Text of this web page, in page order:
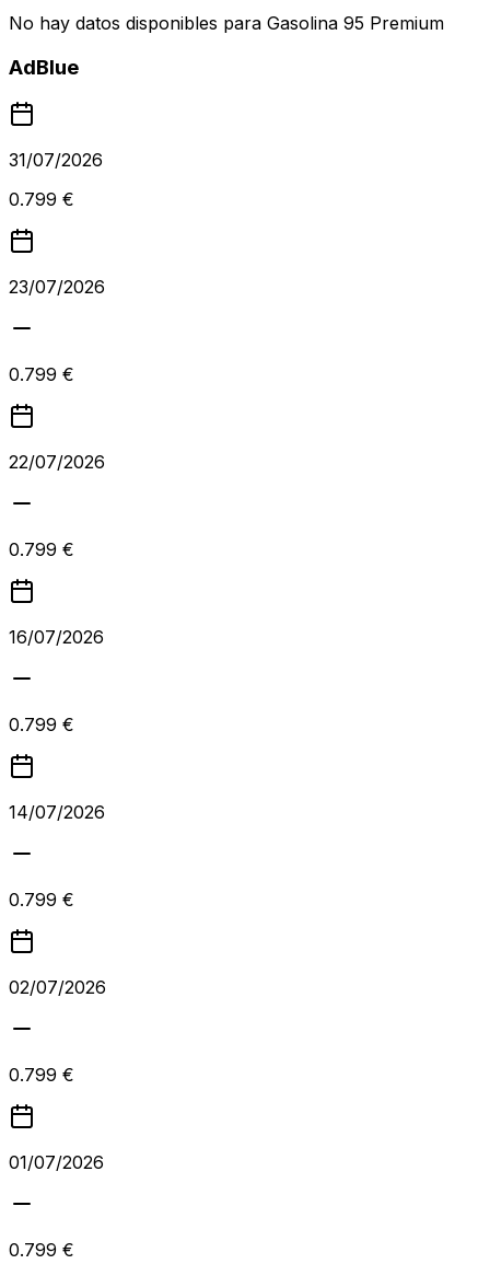
No hay datos disponibles para Gasolina 95 Premium
AdBlue
31/07/2026
0.799 €
23/07/2026
0.799 €
22/07/2026
0.799 €
16/07/2026
0.799 €
14/07/2026
0.799 €
02/07/2026
0.799 €
01/07/2026
0.799 €